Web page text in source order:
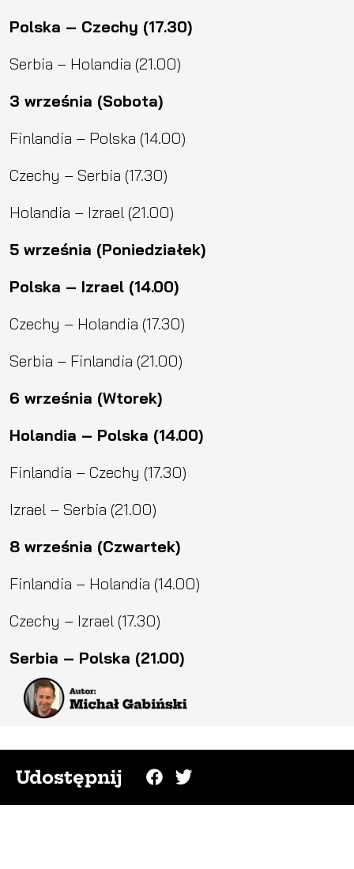
Polska – Czechy (17.30)
Serbia – Holandia (21.00)
3 września (Sobota)
Finlandia – Polska (14.00)
Czechy – Serbia (17.30)
Holandia – Izrael (21.00)
5 września (Poniedziałek)
Polska – Izrael (14.00)
Czechy – Holandia (17.30)
Serbia – Finlandia (21.00)
6 września (Wtorek)
Holandia – Polska (14.00)
Finlandia – Czechy (17.30)
Izrael – Serbia (21.00)
8 września (Czwartek)
Finlandia – Holandia (14.00)
Czechy – Izrael (17.30)
Serbia – Polska (21.00)
Udostępnij